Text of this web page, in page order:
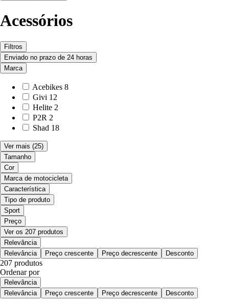
Acessórios
Filtros
Enviado no prazo de 24 horas
Marca
Acebikes 8
Givi 12
Helite 2
P2R 2
Shad 18
Ver mais (25)
Tamanho
Cor
Marca de motocicleta
Característica
Tipo de produto
Sport
Preço
Ver os 207 produtos
Relevância
Relevância
Preço crescente Preço decrescente Desconto
207 produtos
Ordenar por
Relevância
Relevância
Preço crescente Preço decrescente Desconto